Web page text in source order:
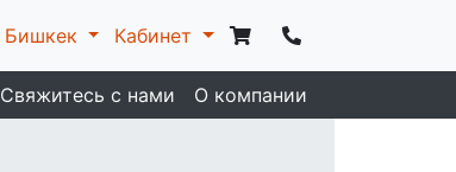
Бишкек Кабинет
Свяжитесь с нами О компании